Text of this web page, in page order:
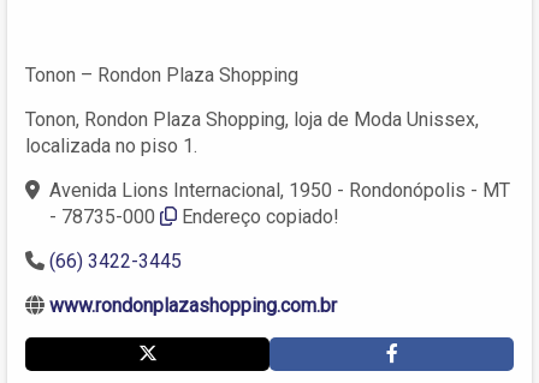
Tonon – Rondon Plaza Shopping
Tonon, Rondon Plaza Shopping, loja de Moda Unissex,
localizada no piso 1.
Avenida Lions Internacional, 1950 - Rondonópolis - MT
- 78735-000
Endereço copiado!
(66) 3422-3445
www.rondonplazashopping.com.br